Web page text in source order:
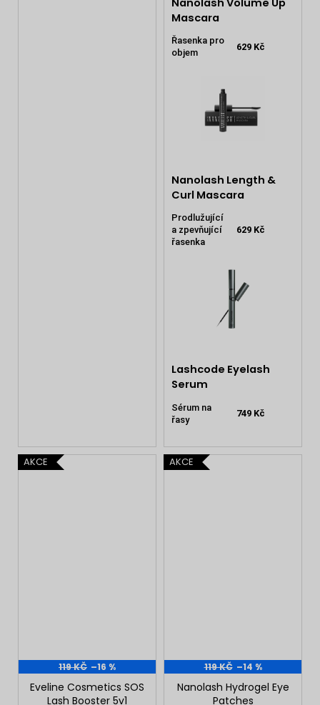
Nanolash Volume Up
Mascara
Řasenka pro
objem
629 Kč
Nanolash Length &
Curl Mascara
Prodlužující
a zpevňující
řasenka
629 Kč
Lashcode Eyelash
Serum
Sérum na
řasy
749 Kč
AKCE
119 KČ –16 %
Eveline Cosmetics SOS
Lash Booster 5v1
AKCE
119 KČ –14 %
Nanolash Hydrogel Eye
Patches